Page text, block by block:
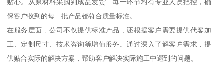
贴心。从原材料采购到成品发货，每一环节均有专业人员把控，确
保客户收到的每一批产品都符合质量标准。
在服务层面，公司不仅提供标准产品，还根据客户需要提供代客加
工、定制尺寸、技术咨询等增值服务。通过深入了解客户需求，提
供贴合实际的解决方案，帮助客户解决实际施工中遇到的问题。